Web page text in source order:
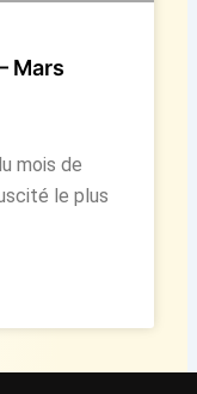
Mars
mois de
le plus